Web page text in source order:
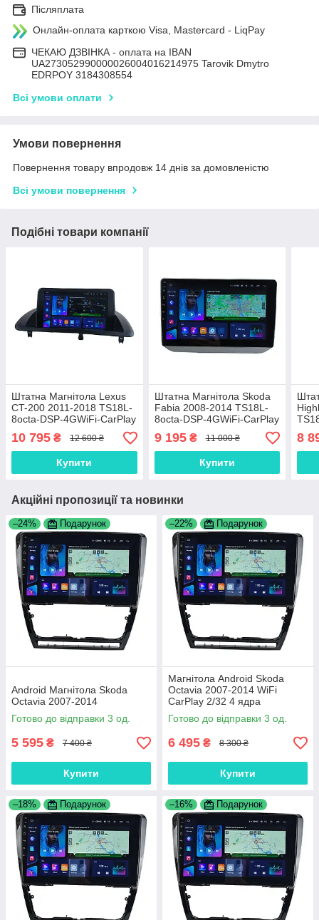
Післяплата
Онлайн-оплата карткою Visa, Mastercard - LiqPay
ЧЕКАЮ ДЗВІНКА - оплата на IBAN
UA273052990000026004016214975 Tarovik Dmytro
EDRPOY 3184308554
Всі умови оплати
Умови повернення
Повернення товару впродовж 14 днів за домовленістю
Всі умови повернення
Подібні товари компанії
Штатна Магнітола Lexus
CT-200 2011-2018 TS18L-
8octa-DSP-4GWiFi-CarPlay
10 795 ₴ 12 600 ₴
Купити
Штатна Магнітола Skoda
Fabia 2008-2014 TS18L-
8octa-DSP-4GWiFi-CarPlay
9 195₴ 11 000 ₴
Купити
8
Акційні пропозиції та новинки
–24% Подарунок
Android Магнітола Skoda
Octavia 2007-2014
Готово до відправки 3 од.
5 595 ₴ 7 400 ₴
Купити
–22% Подарунок
Магнітола Android Skoda
Octavia 2007-2014 WiFi
CarPlay 2/32 4 ядра
Готово до відправки 3 од.
6 495 ₴ 8 300 ₴
Купити
–18% Подарунок –16% Подарунок